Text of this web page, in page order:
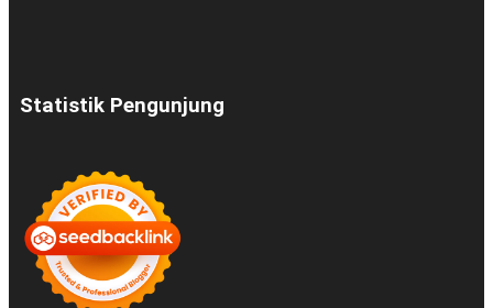
Statistik Pengunjung